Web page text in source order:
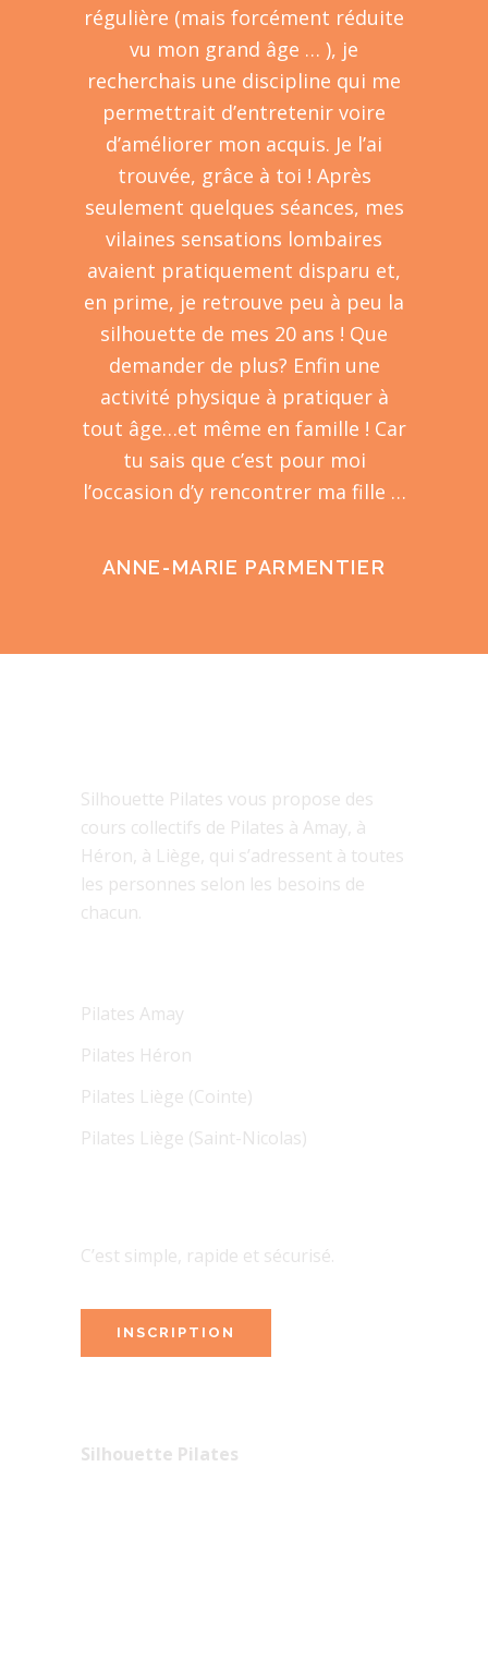
régulière (mais forcément réduite
vu mon grand âge … ), je
recherchais une discipline qui me
permettrait d’entretenir voire
d’améliorer mon acquis. Je l’ai
trouvée, grâce à toi ! Après
seulement quelques séances, mes
vilaines sensations lombaires
avaient pratiquement disparu et,
en prime, je retrouve peu à peu la
silhouette de mes 20 ans ! Que
demander de plus? Enfin une
activité physique à pratiquer à
tout âge…et même en famille ! Car
tu sais que c’est pour moi
l’occasion d’y rencontrer ma fille …
ANNE-MARIE PARMENTIER
Silhouette Pilates vous propose des
cours collectifs de Pilates à Amay, à
Héron, à Liège, qui s’adressent à toutes
les personnes selon les besoins de
chacun.
Pilates Amay
Pilates Héron
Pilates Liège (Cointe)
Pilates Liège (Saint-Nicolas)
C’est simple, rapide et sécurisé.
INSCRIPTION
Silhouette Pilates